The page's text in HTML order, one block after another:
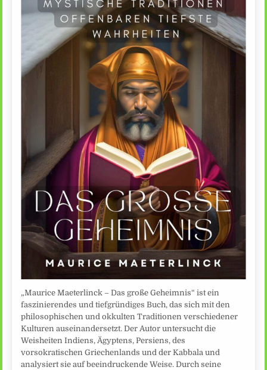
„Maurice Maeterlinck – Das große Geheimnis“ ist ein
faszinierendes und tiefgründiges Buch, das sich mit den
philosophischen und okkulten Traditionen verschiedener
Kulturen auseinandersetzt. Der Autor untersucht die
Weisheiten Indiens, Ägyptens, Persiens, des
vorsokratischen Griechenlands und der Kabbala und
analysiert sie auf beeindruckende Weise. Durch seine